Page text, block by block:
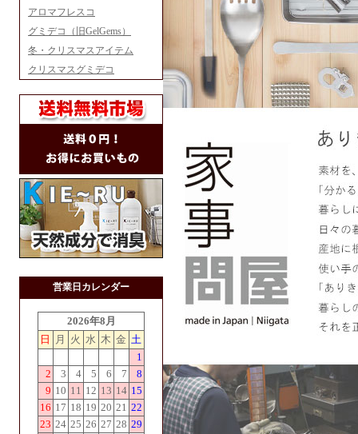
アロマフレスコ
グミデコ（旧GelGems）
冬・クリスマスアイテム
クリスマスグミデコ
営業日カレンダー
2026年8月
日
月 火 水 木 金 土
1
2
3 4 5 6 7
8
9 10 11 12 13 14 15
16 17 18 19 20 21 22
23 24 25 26 27 28 29